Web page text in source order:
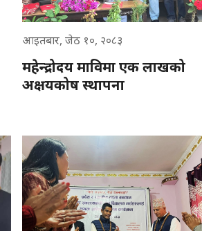
आइतबार, जेठ १०, २०८३
महेन्द्रोदय माविमा एक लाखको
अक्षयकोष स्थापना